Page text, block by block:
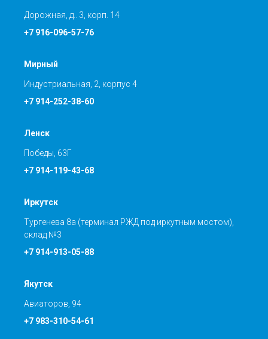
Дорожная, д.. 3, корп. 14
+7 916-096-57-76
Мирный
Индустриальная, 2, корпус 4
+7 914-252-38-60
Ленск
Победы, 63Г
+7 914-119-43-68
Иркутск
Тургенева 8а (терминал РЖД под иркутным мостом),
склад №3
+7 914-913-05-88
Якутск
Авиаторов, 94
+7 983-310-54-61